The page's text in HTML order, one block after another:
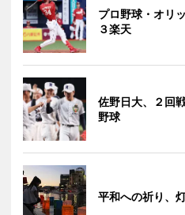
プロ野球・オリ
３楽天
佐野日大、２回
野球
平和への祈り、